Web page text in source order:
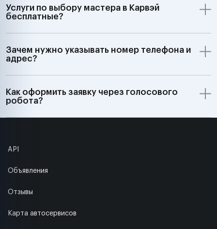
Услуги по выбору мастера в Карвэй
бесплатные?
Зачем нужно указывать номер телефона и
адрес?
Как оформить заявку через голосового
робота?
API
Объявления
Отзывы
Карта автосервисов